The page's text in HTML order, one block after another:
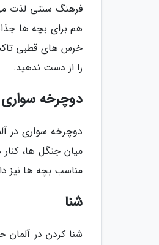
فرهنگ سنتی لذت
هم برای بچه ها
را از دست ندهید.
دوچرخه سواری
دوچرخه سواری در
میان جنگل ها،
مناسب بچه ها نیز
شنا
شنا کردن در آلمان